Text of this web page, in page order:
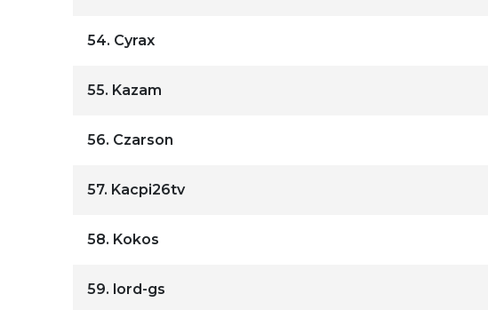
54. Cyrax
55. Kazam
56. Czarson
57. Kacpi26tv
58. Kokos
59. lord-gs